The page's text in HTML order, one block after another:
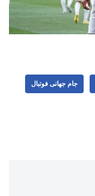
جام جهانی فوتبال